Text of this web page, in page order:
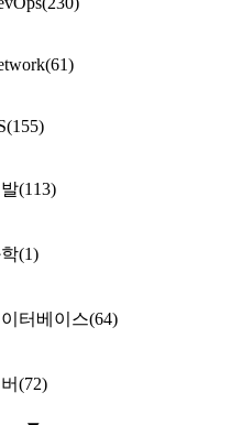
(61)
(155)
(113)
(1)
터베이스(64)
(72)